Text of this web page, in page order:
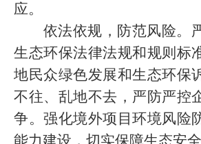
应。
依法依规，防范风险。
生态环保法律法规和规则标
地民众绿色发展和生态环保
不往、乱地不去，严防严控
争。强化境外项目环境风险
能力建设，切实保障生态安全